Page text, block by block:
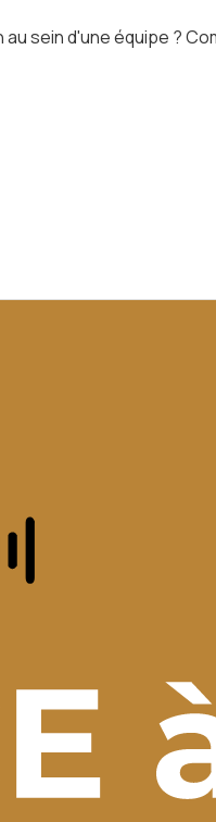
sein d'une équipe ?